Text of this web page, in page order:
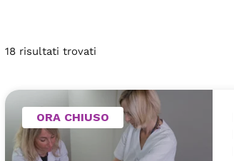
18 risultati trovati
ORA CHIUSO